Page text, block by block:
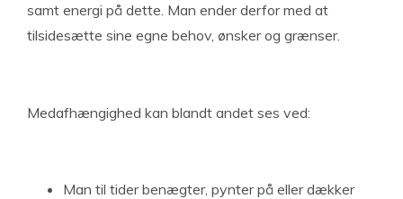
samt energi på dette. Man ender derfor med at
tilsidesætte sine egne behov, ønsker og grænser.
Medafhængighed kan blandt andet ses ved:
Man til tider benægter, pynter på eller dækker